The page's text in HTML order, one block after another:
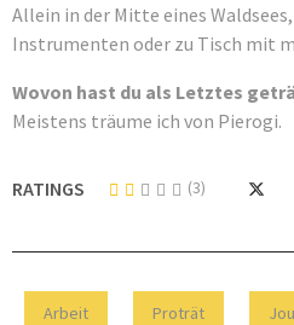
Allein in der Mitte eines
Instrumenten oder zu Tisch mit
Wovon hast du als Letztes
Meistens träume ich von Pierogi.
RATINGS (3)
Arbeit Proträt